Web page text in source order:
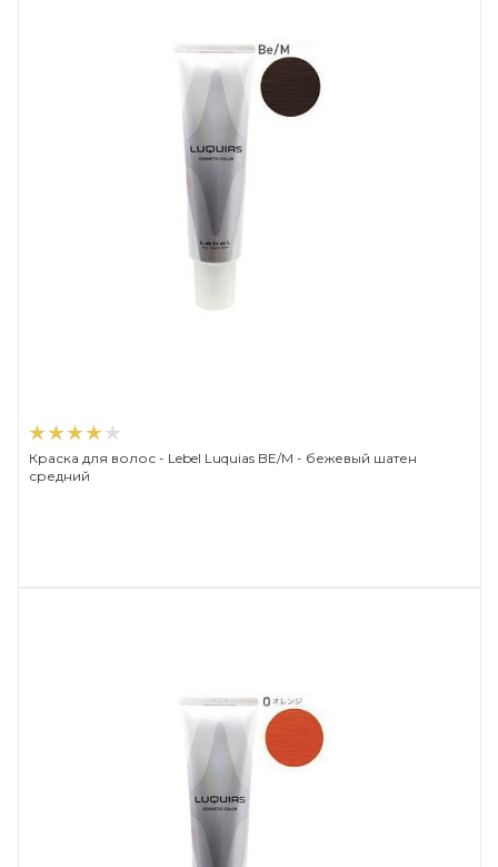
Краска для волос - Lebel Luquias BE/M - бежевый шатен
средний